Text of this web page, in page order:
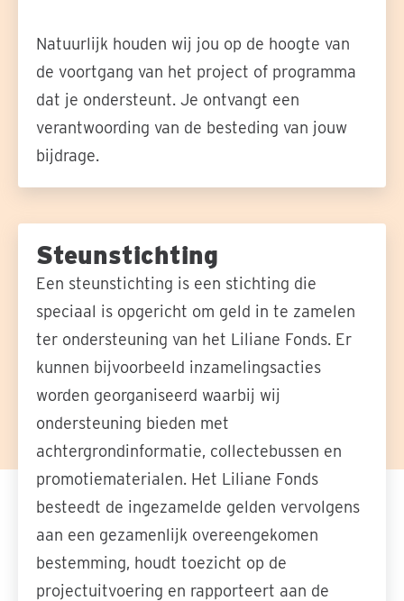
Natuurlijk houden wij jou op de hoogte van
de voortgang van het project of programma
dat je ondersteunt. Je ontvangt een
verantwoording van de besteding van jouw
bijdrage.
Steunstichting
Een steunstichting is een stichting die
speciaal is opgericht om geld in te zamelen
ter ondersteuning van het Liliane Fonds. Er
kunnen bijvoorbeeld inzamelingsacties
worden georganiseerd waarbij wij
ondersteuning bieden met
achtergrondinformatie, collectebussen en
promotiematerialen. Het Liliane Fonds
besteedt de ingezamelde gelden vervolgens
aan een gezamenlijk overeengekomen
bestemming, houdt toezicht op de
projectuitvoering en rapporteert aan de